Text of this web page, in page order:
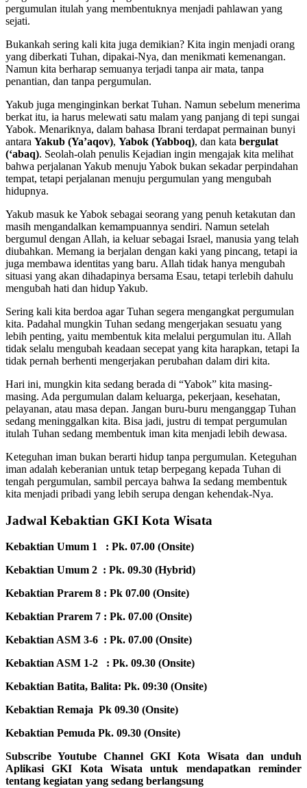
pergumulan itulah yang membentuknya menjadi pahlawan yang
sejati.
Bukankah sering kali kita juga demikian? Kita ingin menjadi orang
yang diberkati Tuhan, dipakai-Nya, dan menikmati kemenangan.
Namun kita berharap semuanya terjadi tanpa air mata, tanpa
penantian, dan tanpa pergumulan.
Yakub juga menginginkan berkat Tuhan. Namun sebelum menerima
berkat itu, ia harus melewati satu malam yang panjang di tepi sungai
Yabok. Menariknya, dalam bahasa Ibrani terdapat permainan bunyi
antara Yakub (Ya’aqov), Yabok (Yabboq), dan kata bergulat
(‘abaq). Seolah-olah penulis Kejadian ingin mengajak kita melihat
bahwa perjalanan Yakub menuju Yabok bukan sekadar perpindahan
tempat, tetapi perjalanan menuju pergumulan yang mengubah
hidupnya.
Yakub masuk ke Yabok sebagai seorang yang penuh ketakutan dan
masih mengandalkan kemampuannya sendiri. Namun setelah
bergumul dengan Allah, ia keluar sebagai Israel, manusia yang telah
diubahkan. Memang ia berjalan dengan kaki yang pincang, tetapi ia
juga membawa identitas yang baru. Allah tidak hanya mengubah
situasi yang akan dihadapinya bersama Esau, tetapi terlebih dahulu
mengubah hati dan hidup Yakub.
Sering kali kita berdoa agar Tuhan segera mengangkat pergumulan
kita. Padahal mungkin Tuhan sedang mengerjakan sesuatu yang
lebih penting, yaitu membentuk kita melalui pergumulan itu. Allah
tidak selalu mengubah keadaan secepat yang kita harapkan, tetapi Ia
tidak pernah berhenti mengerjakan perubahan dalam diri kita.
Hari ini, mungkin kita sedang berada di “Yabok” kita masing-
masing. Ada pergumulan dalam keluarga, pekerjaan, kesehatan,
pelayanan, atau masa depan. Jangan buru-buru menganggap Tuhan
sedang meninggalkan kita. Bisa jadi, justru di tempat pergumulan
itulah Tuhan sedang membentuk iman kita menjadi lebih dewasa.
Keteguhan iman bukan berarti hidup tanpa pergumulan. Keteguhan
iman adalah keberanian untuk tetap berpegang kepada Tuhan di
tengah pergumulan, sambil percaya bahwa Ia sedang membentuk
kita menjadi pribadi yang lebih serupa dengan kehendak-Nya.
Jadwal Kebaktian GKI Kota Wisata
Kebaktian Umum 1 : Pk. 07.00 (Onsite)
Kebaktian Umum 2 : Pk. 09.30 (Hybrid)
Kebaktian Prarem 8 : Pk 07.00 (Onsite)
Kebaktian Prarem 7 : Pk. 07.00 (Onsite)
Kebaktian ASM 3-6 : Pk. 07.00 (Onsite)
Kebaktian ASM 1-2 : Pk. 09.30 (Onsite)
Kebaktian Batita, Balita: Pk. 09:30 (Onsite)
Kebaktian Remaja Pk 09.30 (Onsite)
Kebaktian Pemuda Pk. 09.30 (Onsite)
Subscribe Youtube Channel GKI Kota Wisata dan unduh
Aplikasi GKI Kota Wisata untuk mendapatkan reminder
tentang kegiatan yang sedang berlangsung